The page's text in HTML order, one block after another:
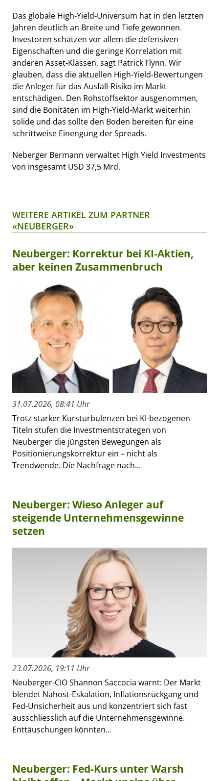
Das globale High-Yield-Universum hat in den letzten
Jahren deutlich an Breite und Tiefe gewonnen.
Investoren schätzen vor allem die defensiven
Eigenschaften und die geringe Korrelation mit
anderen Asset-Klassen, sagt Patrick Flynn. Wir
glauben, dass die aktuellen High-Yield-Bewertungen
die Anleger für das Ausfall-Risiko im Markt
entschädigen. Den Rohstoffsektor ausgenommen,
sind die Bonitäten im High-Yield-Markt weiterhin
solide und das sollte den Boden bereiten für eine
schrittweise Einengung der Spreads.
Neberger Bermann verwaltet High Yield Investments
von insgesamt USD 37,5 Mrd.
WEITERE ARTIKEL ZUM PARTNER
«NEUBERGER»
Neuberger: Korrektur bei KI-Aktien,
aber keinen Zusammenbruch
31.07.2026, 08:41 Uhr
Trotz starker Kursturbulenzen bei KI-bezogenen
Titeln stufen die Investmentstrategen von
Neuberger die jüngsten Bewegungen als
Positionierungskorrektur ein – nicht als
Trendwende. Die Nachfrage nach...
Neuberger: Wieso Anleger auf
steigende Unternehmensgewinne
setzen
23.07.2026, 19:11 Uhr
Neuberger-CIO Shannon Saccocia warnt: Der Markt
blendet Nahost-Eskalation, Inflationsrückgang und
Fed-Unsicherheit aus und konzentriert sich fast
ausschliesslich auf die Unternehmensgewinne.
Enttäuschungen könnten...
Neuberger: Fed-Kurs unter Warsh